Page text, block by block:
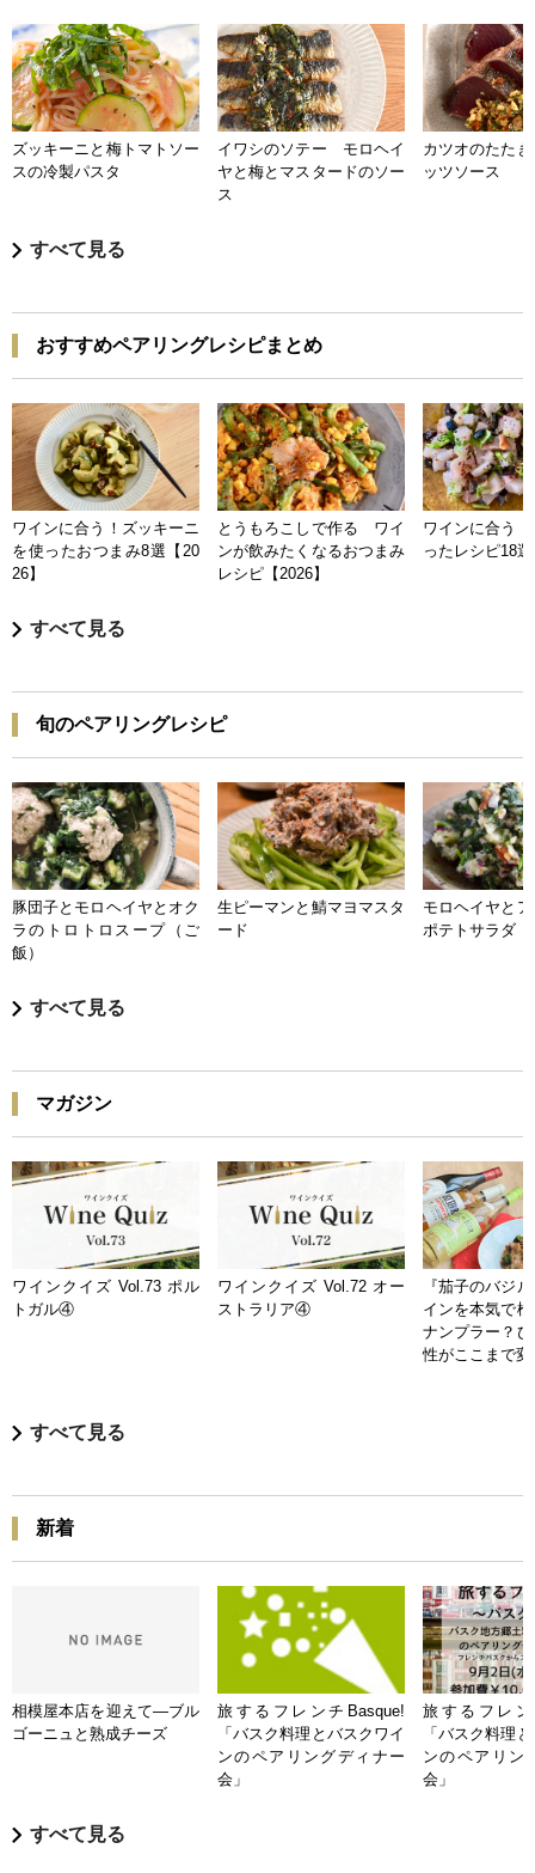
ズッキーニと梅トマトソー
スの冷製パスタ
イワシのソテー モロヘイ
ヤと梅とマスタードのソー
ス
カツオのたた
ッツソース
すべて見る
おすすめペアリングレシピまとめ
ワインに合う！ズッキーニ
を使ったおつまみ8選【20
26】
とうもろこしで作る ワイ
ンが飲みたくなるおつまみ
レシピ【2026】
ワインに合う
ったレシピ18
すべて見る
旬のペアリングレシピ
豚団子とモロヘイヤとオク
ラのトロトロスープ（ご
飯）
生ピーマンと鯖マヨマスタ
ード
モロヘイヤと
ポテトサラダ
すべて見る
マガジン
ワインクイズ Vol.73 ポル
トガル④
ワインクイズ Vol.72 オー
ストラリア④
『茄子のバジ
インを本気で
ナンプラー？
性がここまで
すべて見る
新着
相模屋本店を迎えて―ブル
ゴーニュと熟成チーズ
旅するフレンチBasque!
「バスク料理とバスクワイ
ンのペアリングディナー
会」
旅するフレン
「バスク料理
ンのペアリン
会」
すべて見る